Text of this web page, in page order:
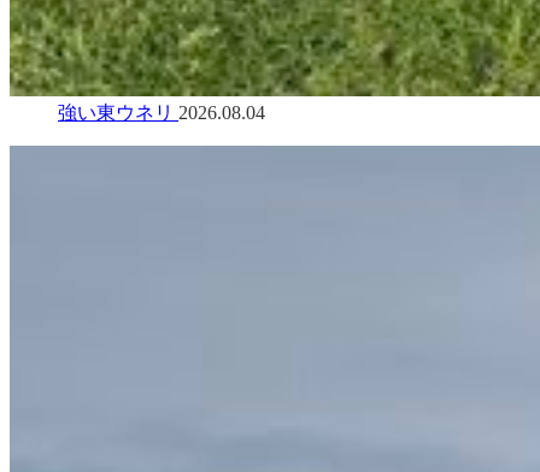
強い東ウネリ 2026.08.04